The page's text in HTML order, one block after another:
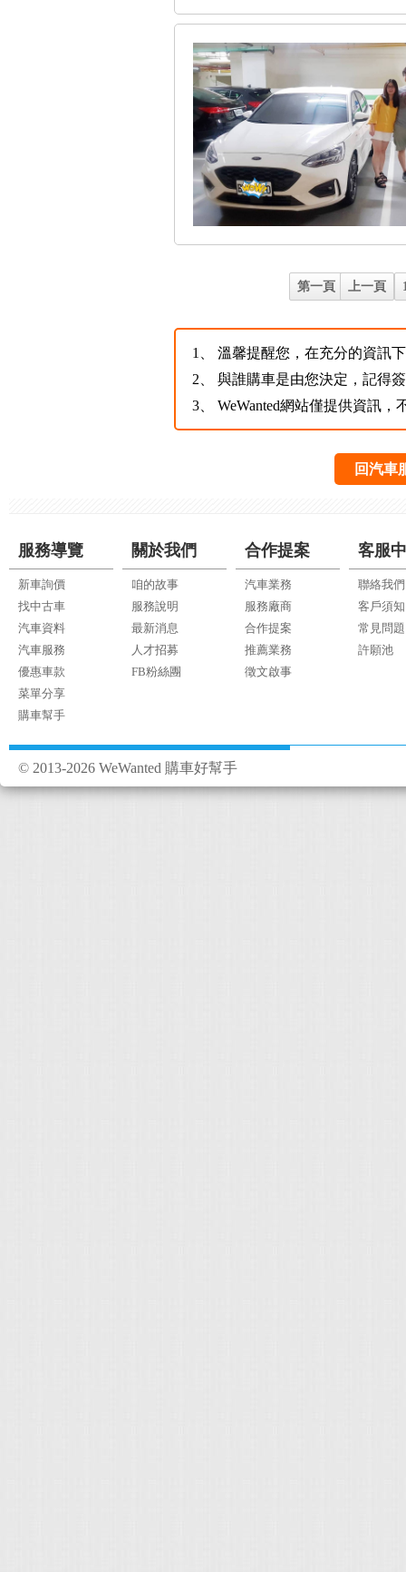
第一頁 上一頁
1、
溫馨提醒您，在充分的資訊
2、
與誰購車是由您決定，記得
3、
WeWanted網站僅提供資訊
回汽車
服務導覽
新車詢價
找中古車
汽車資料
汽車服務
優惠車款
菜單分享
購車幫手
關於我們
咱的故事
服務說明
最新消息
人才招募
FB粉絲團
合作提案
汽車業務
服務廠商
合作提案
推薦業務
徵文啟事
客服
聯絡我們
客戶須知
常見問題
許願池
© 2013-2026 WeWanted 購車好幫手